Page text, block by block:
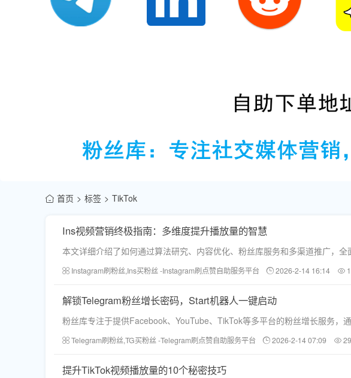
首页 标签 TikTok
Ins视频营销终极指南：多维度提升播放量的智慧
本文详细介绍了如何通过算法研究、内容优化、粉丝库服务和多渠道推广，全
Instagram刷粉丝,Ins买粉丝 -Instagram刷点赞自助服务平台 2026-2-14 16:14
解锁Telegram粉丝增长密码，Start机器人一键启动
粉丝库专注于提供Facebook、YouTube、TikTok等多平台的粉丝增长服务，
Telegram刷粉丝,TG买粉丝 -Telegram刷点赞自助服务平台 2026-2-14 07:09
提升TikTok视频播放量的10个秘密技巧